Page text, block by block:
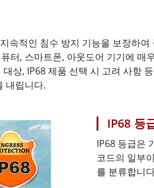
More
등급
블릿
핸드헬드
AI 컴퓨터
엣지 AI 모빌리티
속적인 침수 방지 기능을 보장하
터, 스마트폰, 아웃도어 기기에 매
상, IP68 제품 선택 시 고려 사항
내립니다.
IP68 등
IP68 등급은
코드의 일부
를 분류합니